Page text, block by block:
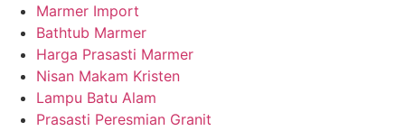
Marmer Import
Bathtub Marmer
Harga Prasasti Marmer
Nisan Makam Kristen
Lampu Batu Alam
Prasasti Peresmian Granit